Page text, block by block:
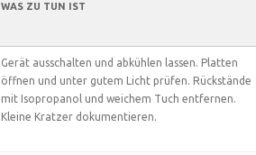
WAS ZU TUN IST
Gerät ausschalten und abkühlen lassen. Platten
öffnen und unter gutem Licht prüfen. Rückstände
mit Isopropanol und weichem Tuch entfernen.
Kleine Kratzer dokumentieren.